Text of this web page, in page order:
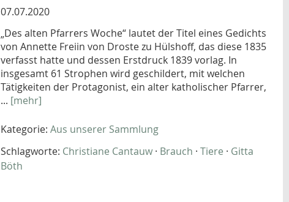
07.07.2020
„Des alten Pfarrers Woche“ lautet der Titel eines Gedichts
von Annette Freiin von Droste zu Hülshoff, das diese 1835
verfasst hatte und dessen Erstdruck 1839 vorlag. In
insgesamt 61 Strophen wird geschildert, mit welchen
Tätigkeiten der Protagonist, ein alter katholischer Pfarrer,
... [mehr]
Kategorie: Aus unserer Sammlung
Schlagworte: Christiane Cantauw · Brauch ·Tiere · Gitta
Böth